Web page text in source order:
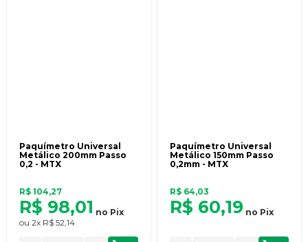
Paquímetro Universal
Metálico 200mm Passo
0,2 - MTX
R$ 104,27
R$ 98,01 no Pix
ou 2x R$ 52,14
Paquímetro Universal
Metálico 150mm Passo
0,2mm - MTX
R$ 64,03
R$ 60,19 no Pix